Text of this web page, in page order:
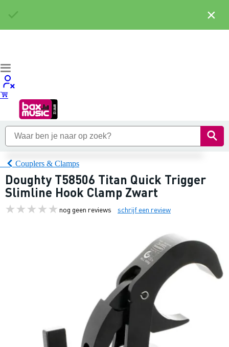
Couplers & Clamps
Doughty T58506 Titan Quick Trigger
Slimline Hook Clamp Zwart
nog geen reviews schrijf een review
×